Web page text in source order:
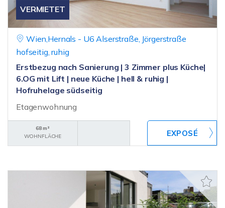
VERMIETET
Wien,Hernals - U6 Alserstraße, Jörgerstraße
hofseitig, ruhig
Erstbezug nach Sanierung | 3 Zimmer plus Küche|
6.OG mit Lift | neue Küche | hell & ruhig |
Hofruhelage südseitig
Etagenwohnung
68 m²
WOHNFLÄCHE